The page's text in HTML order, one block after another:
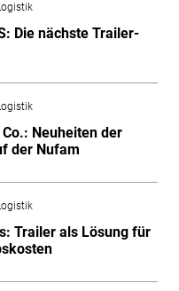
Die nächste Trailer-
Neuheiten der
der Nufam
Trailer als Lösung für